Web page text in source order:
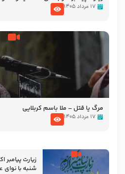
تصاویری از مسجد النبی
۱۷ مرداد ۱۴۰۵
مرگ یا قتل – ملا باسم کربلایی
۱۷ مرداد ۱۴۰۵
زیارت پیامبر
شنبه با نوای